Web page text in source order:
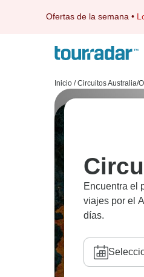
Ofertas de la semana •
Inicio / Circuitos Australia/
Encuentra el
viajes por el
días.